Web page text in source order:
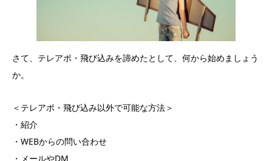
さて、テレアポ・飛び込みを諦めたとして、何から始めましょう
か。
＜テレアポ・飛び込み以外で可能な方法＞
・紹介
・WEBからの問い合わせ
・メールやDM